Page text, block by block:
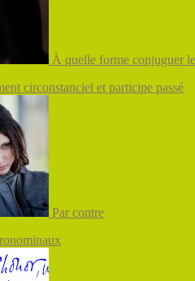
À quelle forme conjuguer
circonstanciel et participe passé
Par contre